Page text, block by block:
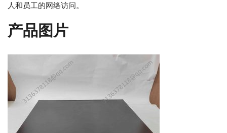
人和员工的网络访问。
产品图片